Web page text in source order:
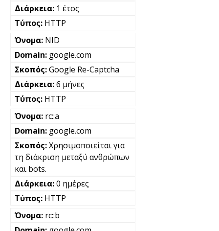
1 έτος
HTTP
NID
google.com
Google Re-Captcha
6 μήνες
HTTP
rc::a
google.com
Χρησιμοποιείται για
τη διάκριση μεταξύ ανθρώπων
και bots.
0 ημέρες
HTTP
rc::b